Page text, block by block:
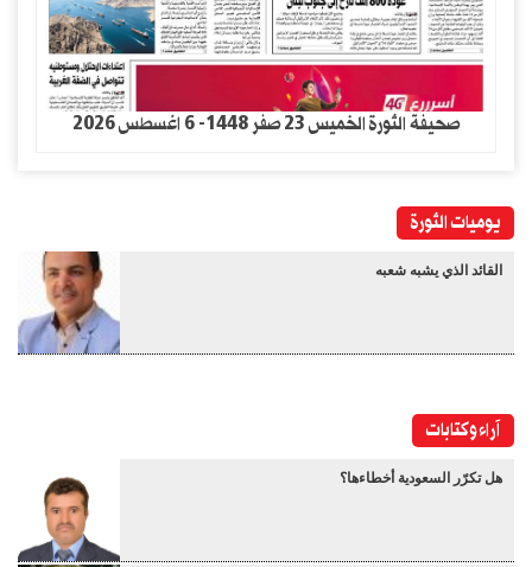
صحيفة الثورة الخميس 23 صفر 1448- 6 اغسطس 2026
يوميات الثورة
القائد الذي يشبه شعبه
آراء وكتابات
هل تكرّر السعودية أخطاءها؟